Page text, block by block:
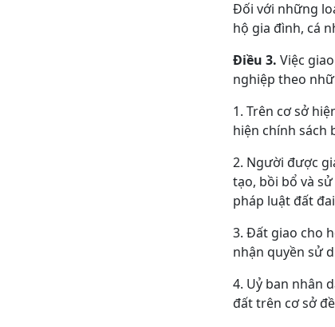
Đối với những
hộ gia đình, cá
Điều 3. Việc
nghiệp theo
1. Trên cơ sở
hiện chính sách
2. Người được
tạo, bồi bổ và
pháp luật đất
3. Đất giao cho
nhận quyền sử
4. Uỷ ban nhân
đất trên cơ sở